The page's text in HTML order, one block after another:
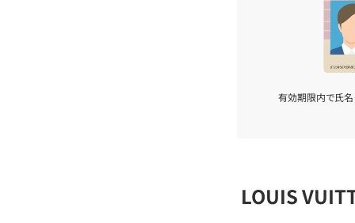
有効期限内で氏名
LOUIS